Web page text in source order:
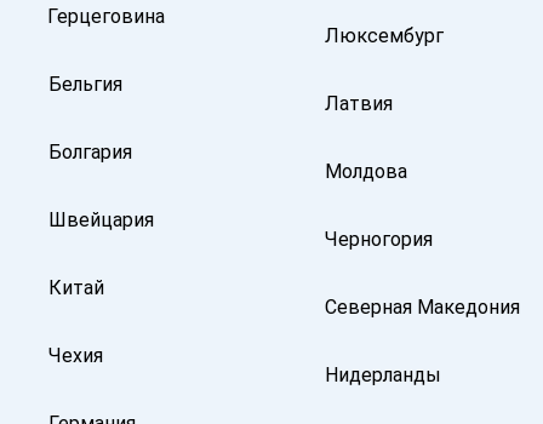
Герцеговина
Бельгия
Болгария
Швейцария
Китай
Чехия
Люксембург
Латвия
Молдова
Черногория
Северная Македония
Нидерланды